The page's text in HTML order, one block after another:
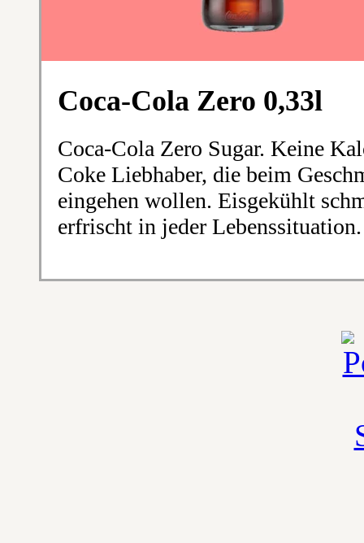
Coca-Cola Zero 0,33l
Coca-Cola Zero Sugar. Keine
Coke Liebhaber, die beim
eingehen wollen. Eisgekühlt
erfrischt in jeder Lebenssituation.